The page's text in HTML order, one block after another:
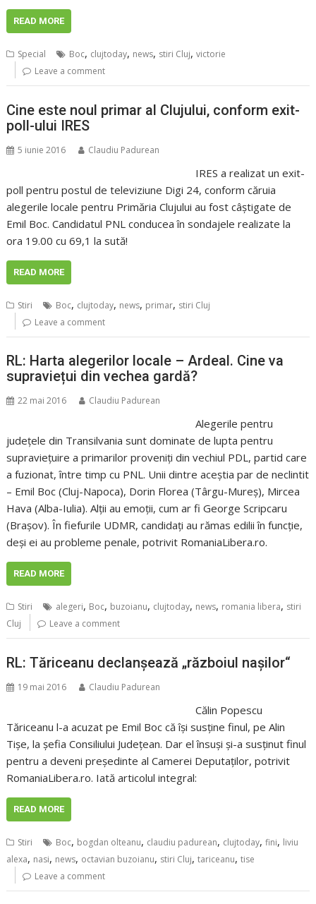
READ MORE
Special Boc, clujtoday, news, stiri Cluj,victorie
Leave a comment
Cine este noul primar al Clujului, conform exit-
poll-ului IRES
5 iunie 2016 Claudiu Padurean
IRES a realizat un exit-
poll pentru postul de televiziune Digi 24, conform căruia
alegerile locale pentru Primăria Clujului au fost câștigate de
Emil Boc. Candidatul PNL conducea în sondajele realizate la
ora 19.00 cu 69,1 la sută!
READ MORE
Stiri Boc, clujtoday, news, primar, stiri Cluj
Leave a comment
RL: Harta alegerilor locale – Ardeal. Cine va
supraviețui din vechea gardă?
22 mai 2016 Claudiu Padurean
Alegerile pentru
județele din Transilvania sunt dominate de lupta pentru
supraviețuire a primarilor proveniți din vechiul PDL, partid care
a fuzionat, între timp cu PNL. Unii dintre aceștia par de neclintit
– Emil Boc (Cluj-Napoca), Dorin Florea (Târgu-Mureș), Mircea
Hava (Alba-Iulia). Alții au emoții, cum ar fi George Scripcaru
(Brașov). În fiefurile UDMR, candidați au rămas edilii în funcție,
deși ei au probleme penale, potrivit RomaniaLibera.ro.
READ MORE
Stiri alegeri, Boc, buzoianu, clujtoday, news, romania libera, stiri
Cluj
Leave a comment
RL: Tăriceanu declanșează „războiul nașilor“
19 mai 2016 Claudiu Padurean
Călin Popescu
Tăriceanu l-a acuzat pe Emil Boc că își susține finul, pe Alin
Tișe, la șefia Consiliului Județean. Dar el însuși și-a susținut finul
pentru a deveni președinte al Camerei Deputaților, potrivit
RomaniaLibera.ro. Iată articolul integral:
READ MORE
Stiri Boc, bogdan olteanu, claudiu padurean, clujtoday,fini, liviu
alexa, nasi, news, octavian buzoianu, stiri Cluj,tariceanu,tise
Leave a comment